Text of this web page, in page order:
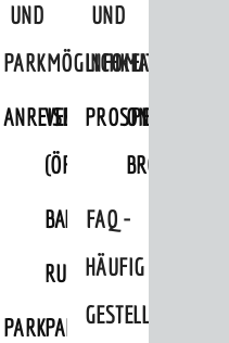
UND
PARKMÖGLICHKEITEN
ANREISEVERKEHR
(ÖPNV)
BAHNVERKEHR
BUSVERKEHR
RUFTAXI
PARKPARKEN
UND
INFOMATERIAL
ONLINE-
FAQ -
HÄUFIG
GESTELLTE